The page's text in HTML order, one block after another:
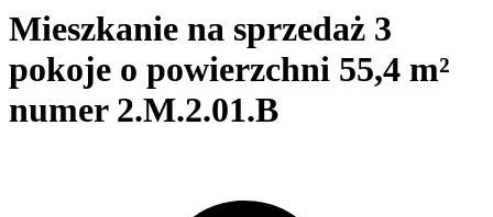
Mieszkanie na sprzedaż 3
pokoje o powierzchni 55,4 m²
numer 2.M.2.01.B